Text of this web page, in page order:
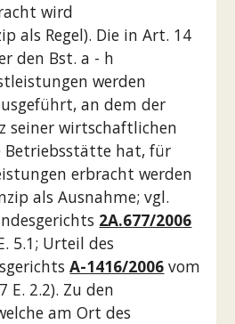
wird
als Regel). Die in Art. 14
den Bst. a - h
werden
an dem der
seiner wirtschaftlichen
Betriebsstätte hat, für
erbracht werden
als Ausnahme; vgl.
2A.677/2006
5.1; Urteil des
A-1416/2006 vom
E. 2.2). Zu den
am Ort des